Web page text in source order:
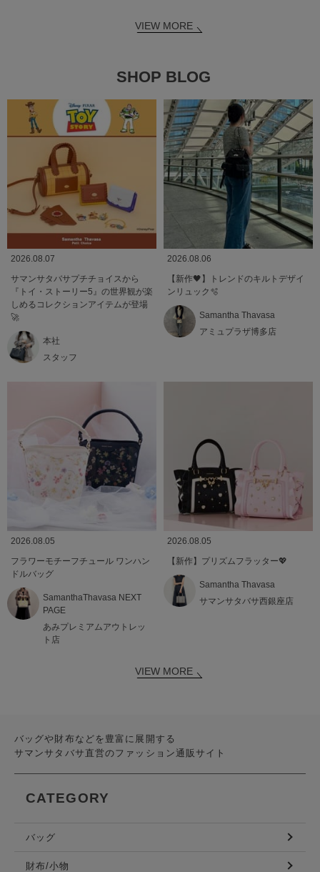
VIEW MORE
SHOP BLOG
2026.08.07
サマンサタバサプチチョイスから
『トイ・ストーリー5』の世界観が楽
しめるコレクションアイテムが登場
🚀
本社
スタッフ
2026.08.06
【新作🖤】トレンドのキルトデザイ
ンリュック🫧
Samantha Thavasa
アミュプラザ博多店
2026.08.05
フラワーモチーフチュール ワンハン
ドルバッグ
SamanthaThavasa NEXT
PAGE
あみプレミアムアウトレッ
ト店
2026.08.05
【新作】プリズムフラッター💖
Samantha Thavasa
サマンサタバサ西銀座店
VIEW MORE
バッグや財布などを豊富に展開する
サマンサタバサ直営のファッション通販サイト
CATEGORY
バッグ
財布/小物